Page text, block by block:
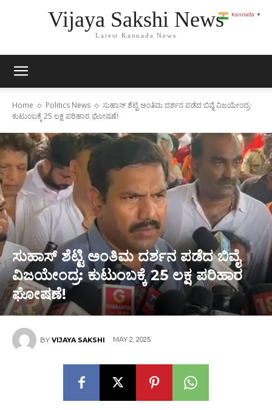
Vijaya Sakshi News
Latest Kannada News
Home Politics News
ಸುಹಾಸ್ ಶೆಟ್ಟಿ ಅಂತಿಮ ದರ್ಶನ ಪಡೆದ ಬಿವೈ ವಿಜಯೇಂದ್ರ:
ಕುಟುಂಬಕ್ಕೆ 25 ಲಕ್ಷ ಪರಿಹಾರ ಘೋಷಣೆ!
ಸುಹಾಸ್ ಶೆಟ್ಟಿ ಅಂತಿಮ ದರ್ಶನ ಪಡೆದ ಬಿವೈ
ವಿಜಯೇಂದ್ರ: ಕುಟುಂಬಕ್ಕೆ 25 ಲಕ್ಷ ಪರಿಹಾರ
ಘೋಷಣೆ!
BY VIJAYA SAKSHI MAY 2, 2025
Kannada ▼